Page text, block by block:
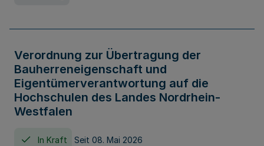
Verordnung zur Übertragung der
Bauherreneigenschaft und
Eigentümerverantwortung auf die
Hochschulen des Landes Nordrhein-
Westfalen
In Kraft Seit 08. Mai 2026